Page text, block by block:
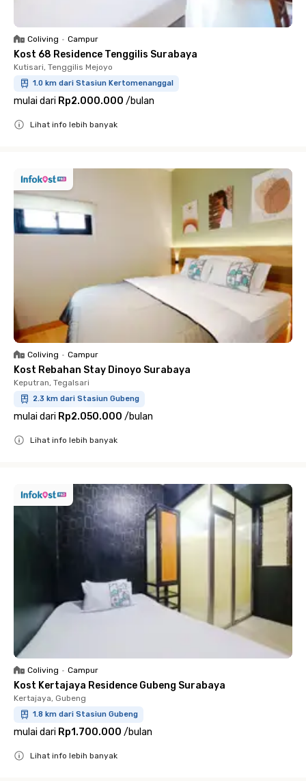
Coliving • Campur
Kost 68 Residence Tenggilis Surabaya
Kutisari, Tenggilis Mejoyo
1.0 km dari Stasiun Kertomenanggal
mulai dari Rp2.000.000 /bulan
Lihat info lebih banyak
Coliving • Campur
Kost Rebahan Stay Dinoyo Surabaya
Keputran, Tegalsari
2.3 km dari Stasiun Gubeng
mulai dari Rp2.050.000 /bulan
Lihat info lebih banyak
Coliving • Campur
Kost Kertajaya Residence Gubeng Surabaya
Kertajaya, Gubeng
1.8 km dari Stasiun Gubeng
mulai dari Rp1.700.000 /bulan
Lihat info lebih banyak